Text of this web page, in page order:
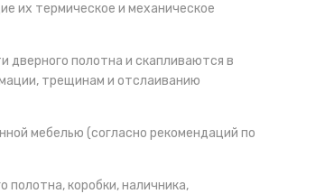
их термическое и механическое
полотна и скапливаются в
трещинам и отслаиванию
мебелью (согласно рекомендаций по
коробки, наличника,